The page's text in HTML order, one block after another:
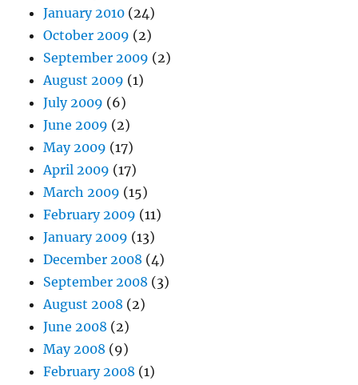
January 2010 (24)
October 2009 (2)
September 2009 (2)
August 2009 (1)
July 2009 (6)
June 2009 (2)
May 2009 (17)
April 2009 (17)
March 2009 (15)
February 2009 (11)
January 2009 (13)
December 2008 (4)
September 2008 (3)
August 2008 (2)
June 2008 (2)
May 2008 (9)
February 2008 (1)